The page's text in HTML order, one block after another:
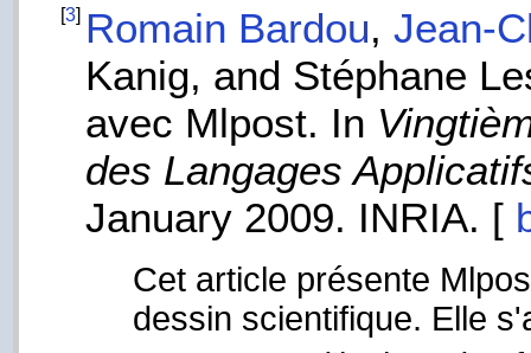
[3] Romain Bardou,Jean-
Kanig, and Stéphane
avec Mlpost. In
des Langages
January 2009. INRIA. [
Cet article présente
dessin scientifique. Elle